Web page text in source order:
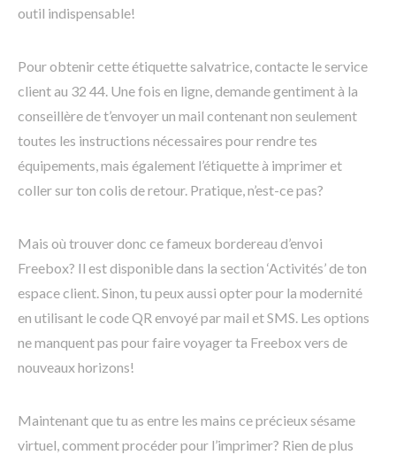
outil indispensable!
Pour obtenir cette étiquette salvatrice, contacte le service
client au 32 44. Une fois en ligne, demande gentiment à la
conseillère de t’envoyer un mail contenant non seulement
toutes les instructions nécessaires pour rendre tes
équipements, mais également l’étiquette à imprimer et
coller sur ton colis de retour. Pratique, n’est-ce pas?
Mais où trouver donc ce fameux bordereau d’envoi
Freebox? Il est disponible dans la section ‘Activités’ de ton
espace client. Sinon, tu peux aussi opter pour la modernité
en utilisant le code QR envoyé par mail et SMS. Les options
ne manquent pas pour faire voyager ta Freebox vers de
nouveaux horizons!
Maintenant que tu as entre les mains ce précieux sésame
virtuel, comment procéder pour l’imprimer? Rien de plus